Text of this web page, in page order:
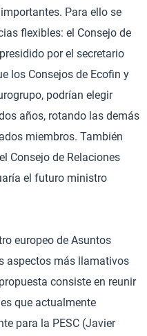
Para ello se
flexibles: el Consejo de
por el secretario
los Consejos de Ecofin y
podrían elegir
años, rotando las demás
miembros. También
Consejo de Relaciones
el futuro ministro
europeo de Asuntos
aspectos más llamativos
consiste en reunir
que actualmente
para la PESC (Javier